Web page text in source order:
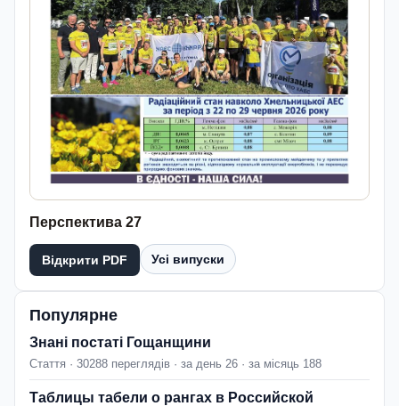
Перспектива 27
Відкрити PDF Усі випуски
Популярне
Знані постаті Гощанщини
Стаття · 30288 переглядів · за день 26 · за місяць 188
Таблицы табели о рангах в Российской